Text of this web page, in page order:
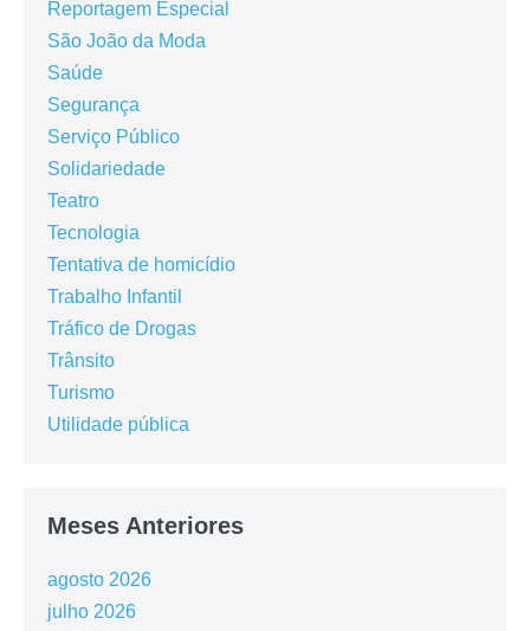
Reportagem Especial
São João da Moda
Saúde
Segurança
Serviço Público
Solidariedade
Teatro
Tecnologia
Tentativa de homicídio
Trabalho Infantil
Tráfico de Drogas
Trânsito
Turismo
Utilidade pública
Meses Anteriores
agosto 2026
julho 2026